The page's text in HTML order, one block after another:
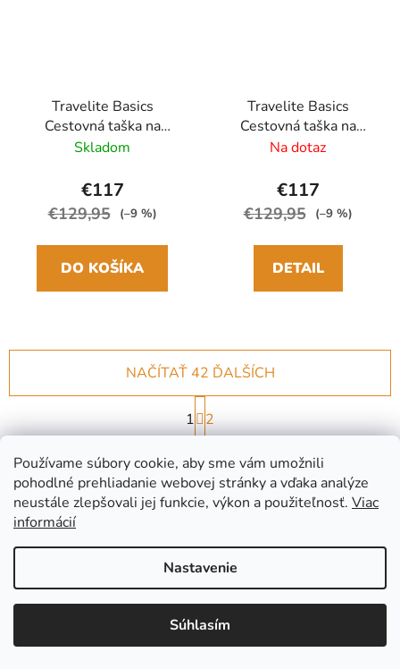
Používame súbory cookie, aby sme vám umožnili
pohodlné prehliadanie webovej stránky a vďaka analýze
neustále zlepšovali jej funkcie, výkon a použiteľnosť. Viac
informácií
Nastavenie
Súhlasím
Travelite Basics
Cestovná taška na
kolieskach 70cm Čierna
Skladom
€117
€129,95 (–9 %)
DO KOŠÍKA
Travelite Basics
Cestovná taška na
kolieskach 70cm Žltá/
Na dotaz
€117
€129,95 (–9 %)
DETAIL
O
v
l
á
i
e
p
r
NAČÍTAŤ 42 ĎALŠÍCH
S
t
r
n
k
o
i
e
1
2
102 položiek celkom
HORE
Doprava nad 60 € zadarmo